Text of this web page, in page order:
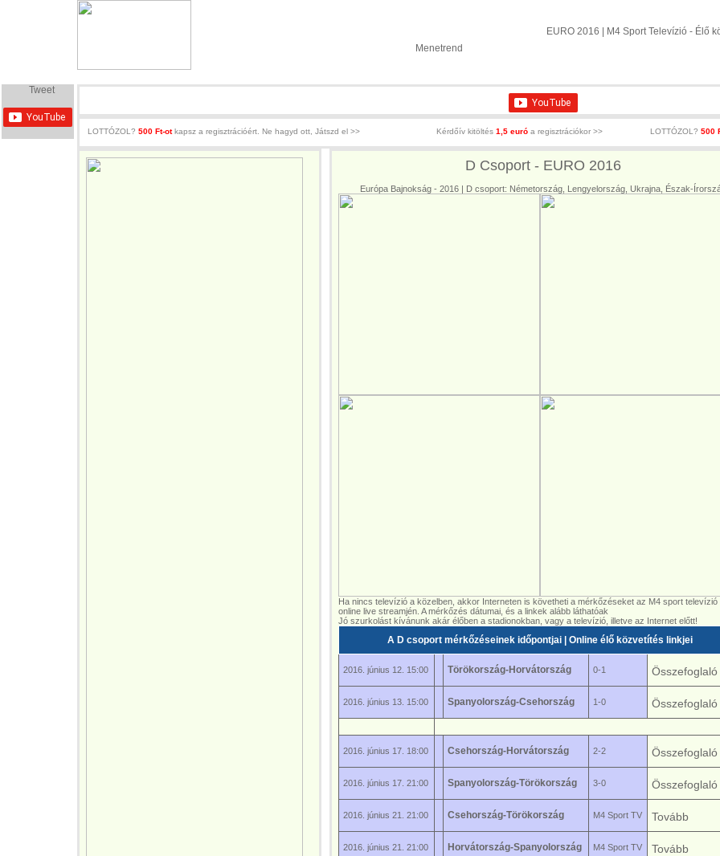
Menetrend
EURO 2016 | M4 Sport Televízió - Élő
LOTTÓZOL? 500 Ft-otkapsz a regisztrációért. Ne hagyd ott, Játszd el >> Kérdőív kitöltés 1,5 euró a regisztrációkor >> LOTTÓZOL? 500
D Csoport - EURO 2016
Európa Bajnokság - 2016 | D csoport: Németország, Lengyelország, Ukrajna, Észak-
Ha nincs televízió a közelben, akkor Interneten is követheti a mérkőzéseket az M4 sport televízió
online live streamjén. A mérkőzés dátumai, és a linkek alább láthatóak
Jó szurkolást kívánunk akár élőben a stadionokban, vagy a televízió, illetve az Internet előtt!
A D csoport mérkőzéseinek időpontjai | Online élő közvetítés linkjei
2016. június 12. 15:00 Törökország-Horvátország 0-1 Összefoglaló
2016. június 13. 15:00 Spanyolország-Csehország 1-0 Összefoglaló
2016. június 17. 18:00 Csehország-Horvátország 2-2 Összefoglaló
2016. június 17. 21:00 Spanyolország-Törökország 3-0 Összefoglaló
2016. június 21. 21:00 Csehország-Törökország M4 Sport TV Tovább
2016. június 21. 21:00 Horvátország-Spanyolország M4 Sport TV Tovább
Tweet